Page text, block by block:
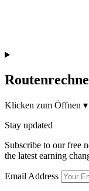
Klicken zum Öffnen ▾
Stay updated
Subscribe to our free
the latest earning
Email Address